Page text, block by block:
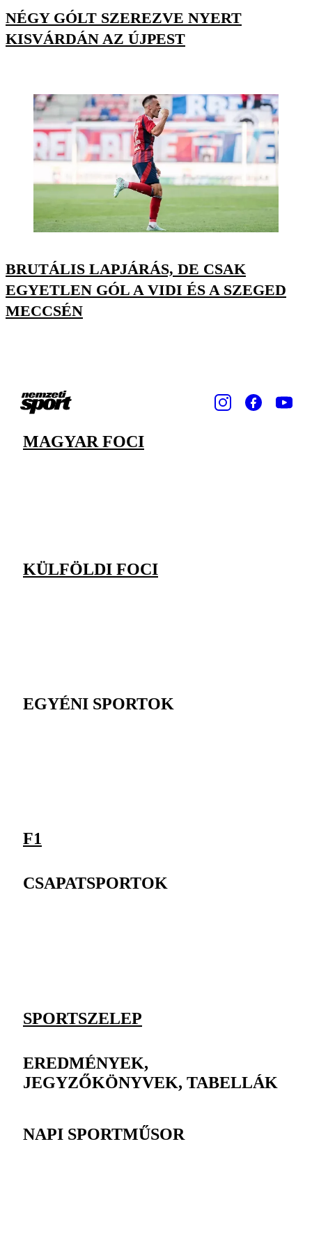
NÉGY GÓLT SZEREZVE NYERT
KISVÁRDÁN AZ ÚJPEST
BRUTÁLIS LAPJÁRÁS, DE CSAK
EGYETLEN GÓL A VIDI ÉS A SZEGED
MECCSÉN
MAGYAR FOCI
KÜLFÖLDI FOCI
EGYÉNI SPORTOK
F1
CSAPATSPORTOK
SPORTSZELEP
EREDMÉNYEK,
JEGYZŐKÖNYVEK, TABELLÁK
NAPI SPORTMŰSOR